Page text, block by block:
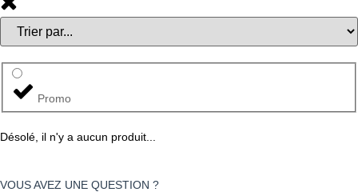
Promo
Désolé, il n'y a aucun produit...
VOUS AVEZ UNE QUESTION ?